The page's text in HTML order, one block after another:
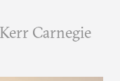
Carnegie